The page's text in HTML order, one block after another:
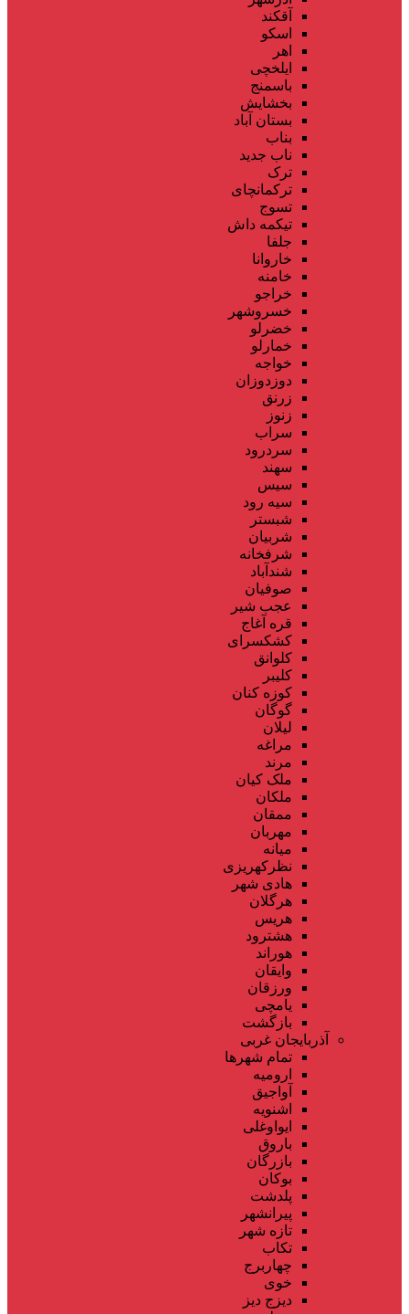
آقکند
اسکو
اهر
ایلخچی
باسمنج
بخشایش
بستان آباد
بناب
ناب جدید
ترک
ترکمانچای
تسوج
تیکمه داش
جلفا
خاروانا
خامنه
خراجو
خسروشهر
خضرلو
خمارلو
خواجه
دوزدوزان
زرنق
زنوز
سراب
سردرود
سهند
سیس
سیه رود
شبستر
شربیان
شرفخانه
شندآباد
صوفیان
عجب شیر
قره آغاج
کشکسرای
کلوانق
کلیبر
کوزه کنان
گوگان
لیلان
مراغه
مرند
ملک کیان
ملکان
ممقان
مهربان
میانه
نظرکهریزی
هادی شهر
هرگلان
هریس
هشترود
هوراند
وایقان
ورزقان
یامچی
بازگشت
آذربایجان غربی
تمام شهر‌ها
ارومیه
آواجیق
اشنویه
ایواوغلی
باروق
بازرگان
بوکان
پلدشت
پیرانشهر
تازه شهر
تکاب
چهاربرج
خوی
دیزج دیز